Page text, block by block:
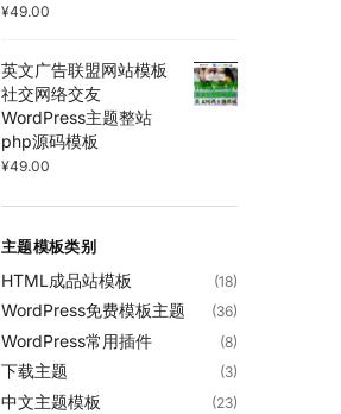
¥49.00
英文广告联盟网站模板
社交网络交友
WordPress主题整站
php源码模板
¥49.00
主题模板类别
HTML成品站模板 (18)
WordPress免费模板主题 (36)
WordPress常用插件 (8)
下载主题 (3)
中文主题模板 (23)